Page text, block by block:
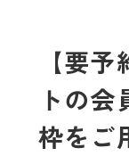
【要
トの
枠をご